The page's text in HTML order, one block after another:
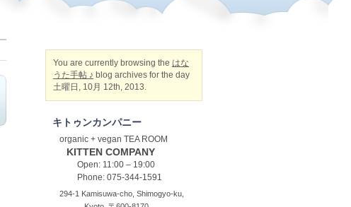
You are currently browsing the はな
うた手帖 ♪ blog archives for the day
土曜日, 10月 12th, 2013.
キトゥンカンパニー
organic + vegan TEA ROOM
KITTEN COMPANY
Open: 11:00 – 19:00
Phone: 075-344-1591
294-1 Kamisuwa-cho, Shimogyo-ku,